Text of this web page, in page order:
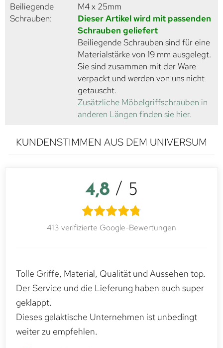
Beiliegende
Schrauben:
M4 x 25mm
Dieser Artikel wird mit passenden
Schrauben geliefert
Beiliegende Schrauben sind für eine
Materialstärke von 19 mm ausgelegt.
Sie sind zusammen mit der Ware
verpackt und werden von uns nicht
getauscht.
Zusätzliche Möbelgriffschrauben in
anderen Längen finden sie hier.
KUNDENSTIMMEN AUS DEM UNIVERSUM
4,8 / 5
413 verifizierte Google-Bewertungen
Tolle Griffe, Material, Qualität und Aussehen top.
Der Service und die Lieferung haben auch super
geklappt.
Dieses galaktische Unternehmen ist unbedingt
weiter zu empfehlen.